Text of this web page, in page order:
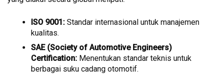
ISO 9001: Standar internasional untuk manajemen
kualitas.
SAE (Society of Automotive Engineers)
Certification: Menentukan standar teknis untuk
berbagai suku cadang otomotif.